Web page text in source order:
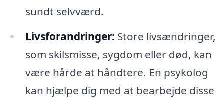
sundt selvværd.
Livsforandringer: Store livsændringer,
som skilsmisse, sygdom eller død, kan
være hårde at håndtere. En psykolog
kan hjælpe dig med at bearbejde disse